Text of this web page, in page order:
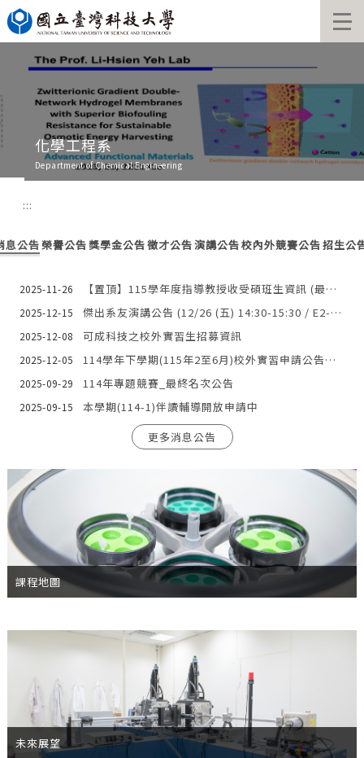
跳
到
主
化學工程系
Department of Chemical Engineering
:::
息公告榮譽公告獎學金公告徵才公告演講公告校內外競賽公告招生公
2025-11-26 【置頂】115學年度指導教授收受碩班生資訊 (最後更新日期：2025/12/16)
2025-12-15 傑出系友演講公告 (12/26 (五) 14:30-15:30 / E2-204)
2025-12-08 可成科技之校外實習生招募資訊
2025-12-05 114學年下學期(115年2至6月)校外實習申請公告，申請截止日期：114年12月21日
2025-09-29 114年專題競賽_最終名次公告
2025-09-15
本學期(114-1)伴讀輔導開放申請中
更多消息公告
課程地圖
未來展望